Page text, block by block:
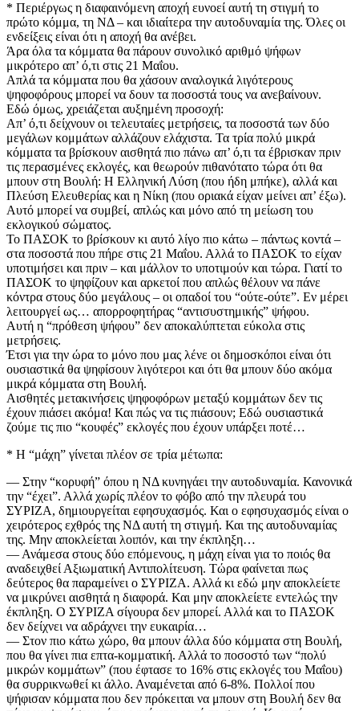
* Περιέργως η διαφαινόμενη αποχή ευνοεί αυτή τη στιγμή το
πρώτο κόμμα, τη ΝΔ – και ιδιαίτερα την αυτοδυναμία της. Όλες οι
ενδείξεις είναι ότι η αποχή θα ανέβει.
Άρα όλα τα κόμματα θα πάρουν συνολικό αριθμό ψήφων
μικρότερο απ’ ό,τι στις 21 Μαΐου.
Απλά τα κόμματα που θα χάσουν αναλογικά λιγότερους
ψηφοφόρους μπορεί να δουν τα ποσοστά τους να ανεβαίνουν.
Εδώ όμως, χρειάζεται αυξημένη προσοχή:
Απ’ ό,τι δείχνουν οι τελευταίες μετρήσεις, τα ποσοστά των δύο
μεγάλων κομμάτων αλλάζουν ελάχιστα. Τα τρία πολύ μικρά
κόμματα τα βρίσκουν αισθητά πιο πάνω απ’ ό,τι τα έβρισκαν πριν
τις περασμένες εκλογές, και θεωρούν πιθανότατο τώρα ότι θα
μπουν στη Βουλή: Η Ελληνική Λύση (που ήδη μπήκε), αλλά και
Πλεύση Ελευθερίας και η Νίκη (που οριακά είχαν μείνει απ’ έξω).
Αυτό μπορεί να συμβεί, απλώς και μόνο από τη μείωση του
εκλογικού σώματος.
Το ΠΑΣΟΚ το βρίσκουν κι αυτό λίγο πιο κάτω – πάντως κοντά –
στα ποσοστά που πήρε στις 21 Μαΐου. Αλλά το ΠΑΣΟΚ το είχαν
υποτιμήσει και πριν – και μάλλον το υποτιμούν και τώρα. Γιατί το
ΠΑΣΟΚ το ψηφίζουν και αρκετοί που απλώς θέλουν να πάνε
κόντρα στους δύο μεγάλους – οι οπαδοί του “ούτε-ούτε”. Εν μέρει
λειτουργεί ως… απορροφητήρας “αντισυστημικής” ψήφου.
Αυτή η “πρόθεση ψήφου” δεν αποκαλύπτεται εύκολα στις
μετρήσεις.
Έτσι για την ώρα το μόνο που μας λένε οι δημοσκόποι είναι ότι
ουσιαστικά θα ψηφίσουν λιγότεροι και ότι θα μπουν δύο ακόμα
μικρά κόμματα στη Βουλή.
Αισθητές μετακινήσεις ψηφοφόρων μεταξύ κομμάτων δεν τις
έχουν πιάσει ακόμα! Και πώς να τις πιάσουν; Εδώ ουσιαστικά
ζούμε τις πιο “κουφές” εκλογές που έχουν υπάρξει ποτέ…
* Η “μάχη” γίνεται πλέον σε τρία μέτωπα:
— Στην “κορυφή” όπου η ΝΔ κυνηγάει την αυτοδυναμία. Κανονικά
την “έχει”. Αλλά χωρίς πλέον το φόβο από την πλευρά του
ΣΥΡΙΖΑ, δημιουργείται εφησυχασμός. Και ο εφησυχασμός είναι ο
χειρότερος εχθρός της ΝΔ αυτή τη στιγμή. Και της αυτοδυναμίας
της. Μην αποκλείεται λοιπόν, και την έκπληξη…
— Ανάμεσα στους δύο επόμενους, η μάχη είναι για το ποιός θα
αναδειχθεί Αξιωματική Αντιπολίτευση. Τώρα φαίνεται πως
δεύτερος θα παραμείνει ο ΣΥΡΙΖΑ. Αλλά κι εδώ μην αποκλείετε
να μικρύνει αισθητά η διαφορά. Και μην αποκλείετε εντελώς την
έκπληξη. Ο ΣΥΡΙΖΑ σίγουρα δεν μπορεί. Αλλά και το ΠΑΣΟΚ
δεν δείχνει να αδράχνει την ευκαιρία…
— Στον πιο κάτω χώρο, θα μπουν άλλα δύο κόμματα στη Βουλή,
που θα γίνει πια επτα-κομματική. Αλλά το ποσοστό των “πολύ
μικρών κομμάτων” (που έφτασε το 16% στις εκλογές του Μαΐου)
θα συρρικνωθεί κι άλλο. Αναμένεται από 6-8%. Πολλοί που
ψήφισαν κόμματα που δεν πρόκειται να μπουν στη Βουλή δεν θα